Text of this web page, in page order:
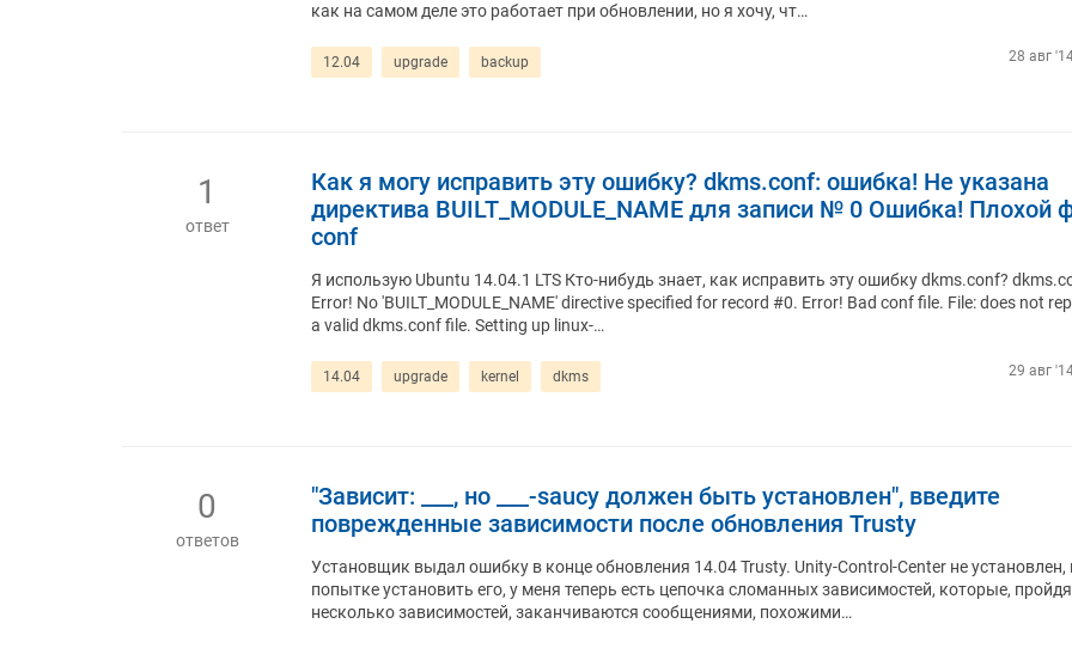
как на самом деле это работает при обновлении, но я хочу, чт…
12.04 upgrade backup 28 авг
1
ответ
Как я могу исправить эту ошибку? dkms.conf: ошибка! Не указана
директива BUILT_MODULE_NAME для записи № 0 Ошибка! Плохой
conf
Я использую Ubuntu 14.04.1 LTS Кто-нибудь знает, как исправить эту ошибку dkms.conf?
Error! No 'BUILT_MODULE_NAME' directive specified for record #0. Error! Bad conf file. File: does not
a valid dkms.conf file. Setting up linux-…
14.04 upgrade kernel dkms 29 авг
0
ответов
"Зависит: ___, но ___-saucy должен быть установлен", введите
поврежденные зависимости после обновления Trusty
Установщик выдал ошибку в конце обновления 14.04 Trusty. Unity-Control-Center не установлен,
попытке установить его, у меня теперь есть цепочка сломанных зависимостей, которые, пройдя
несколько зависимостей, заканчиваются сообщениями, похожими…